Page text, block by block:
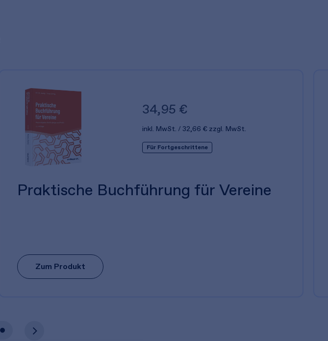
34,95 €
inkl. MwSt. 32,66 € zzgl. MwSt.
Für Fortgeschrittene
Praktische Buchführung für Vereine
Zum Produkt